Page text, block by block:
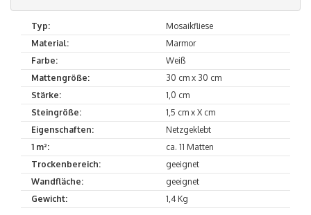
Typ:
Mosaikfliese
Material:
Marmor
Farbe:
Weiß
Mattengröße:
30 cm x 30 cm
Stärke:
1,0 cm
Steingröße:
1,5 cm x X cm
Eigenschaften:
Netzgeklebt
1 m²:
ca. 11 Matten
Trockenbereich:
geeignet
Wandfläche:
geeignet
Gewicht:
1,4 Kg